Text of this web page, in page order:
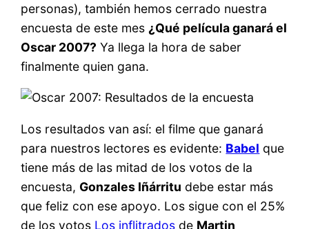
personas), también hemos cerrado nuestra
encuesta de este mes ¿Qué película ganará el
Oscar 2007? Ya llega la hora de saber
finalmente quien gana.
Los resultados van así: el filme que ganará
para nuestros lectores es evidente: Babel que
tiene más de las mitad de los votos de la
encuesta, Gonzales Iñárritu debe estar más
que feliz con ese apoyo. Los sigue con el 25%
de los votos Los inflitrados de Martin